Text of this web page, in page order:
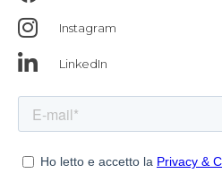
Instagram
LinkedIn